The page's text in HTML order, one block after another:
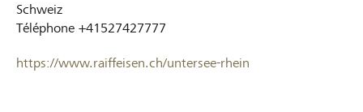
Schweiz
Téléphone +41527427777
https://www.raiffeisen.ch/untersee-rhein